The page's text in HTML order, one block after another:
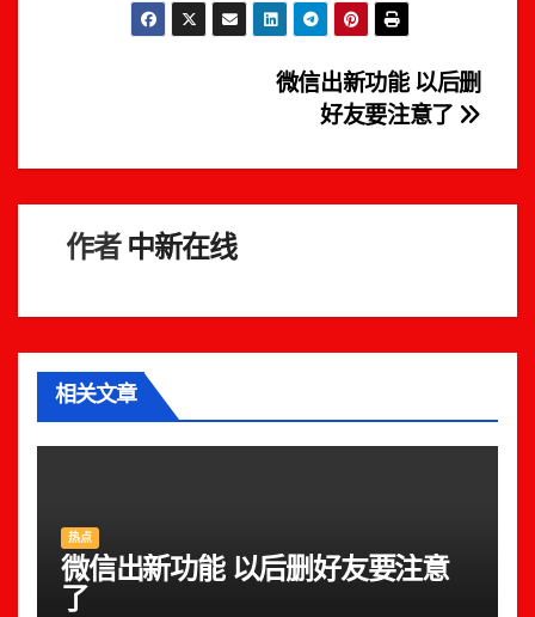
航
微信出新功能 以后删
好友要注意了
作者 中新在线
相关文章
热点
微信出新功能 以后删好友要注意
了